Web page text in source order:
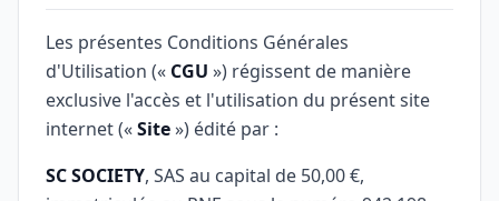
Les présentes Conditions Générales
d'Utilisation (« CGU ») régissent de manière
exclusive l'accès et l'utilisation du présent site
internet («Site») édité par :
SC SOCIETY, SAS au capital de 50,00 €,